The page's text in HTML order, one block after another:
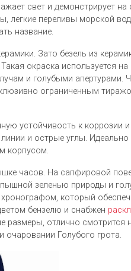
свет и демонстрирует на
легкие переливы морской
название.
Зато безель из
окраска используется на
и голубыми апертурами.
ограниченным
устойчивость к коррозии
и острые углы. Идеально
корпусом.
часов. На сапфировой
зеленью природы и
который
бензелю и снабжен
размеры, отлично смотрится
очаровании Голубого грота.